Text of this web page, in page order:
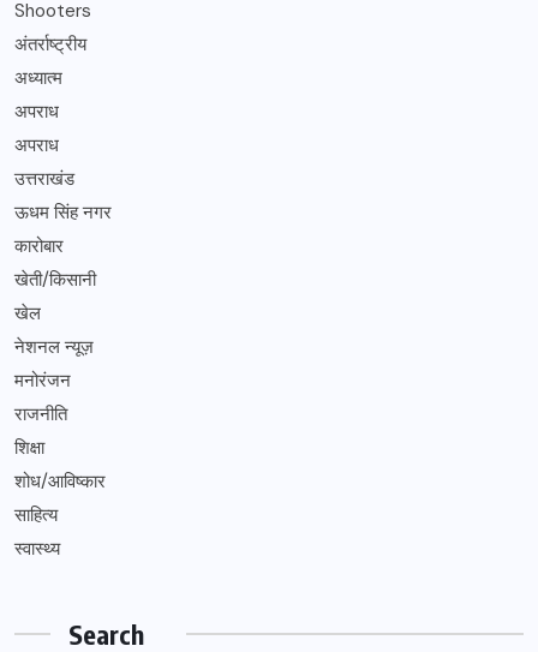
Shooters
अंतर्राष्ट्रीय
अध्यात्म
अपराध
अपराध
उत्तराखंड
ऊधम सिंह नगर
कारोबार
खेती/किसानी
खेल
नेशनल न्यूज़
मनोरंजन
राजनीति
शिक्षा
शोध/आविष्कार
साहित्य
स्वास्थ्य
Search